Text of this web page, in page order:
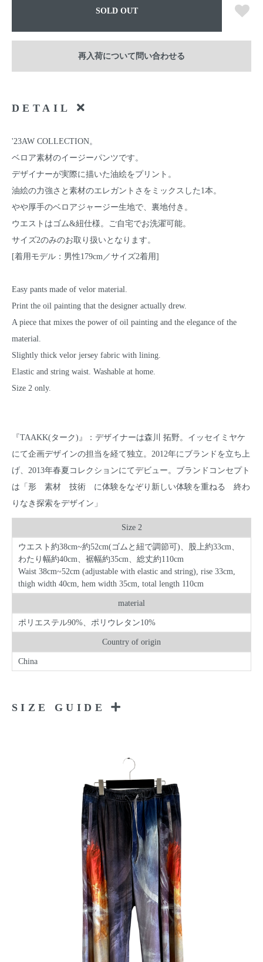
SOLD OUT
再入荷について問い合わせる
DETAIL
'23AW COLLECTION。
ベロア素材のイージーパンツです。
デザイナーが実際に描いた油絵をプリント。
油絵の力強さと素材のエレガントさをミックスした1本。
やや厚手のベロアジャージー生地で、裏地付き。
ウエストはゴム&紐仕様。ご自宅でお洗濯可能。
サイズ2のみのお取り扱いとなります。
[着用モデル：男性179cm／サイズ2着用]
Easy pants made of velor material.
Print the oil painting that the designer actually drew.
A piece that mixes the power of oil painting and the elegance of the
material.
Slightly thick velor jersey fabric with lining.
Elastic and string waist. Washable at home.
Size 2 only.
『TAAKK(ターク)』：デザイナーは森川 拓野。イッセイミヤケ
にて企画デザインの担当を経て独立。2012年にブランドを立ち上
げ、2013年春夏コレクションにてデビュー。ブランドコンセプト
は「形 素材 技術 に体験をなぞり新しい体験を重ねる 終わ
りなき探索をデザイン」
Size 2
ウエスト約38cm~約52cm(ゴムと紐で調節可)、股上約33cm、
わたり幅約40cm、裾幅約35cm、総丈約110cm
Waist 38cm~52cm (adjustable with elastic and string), rise 33cm,
thigh width 40cm, hem width 35cm, total length 110cm
material
ポリエステル90%、ポリウレタン10%
Country of origin
China
SIZE GUIDE